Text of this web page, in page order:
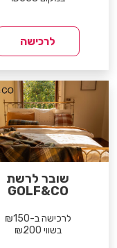
לרכישה
שובר לרשת
GOLF&CO
לרכישה ב-₪150
בשווי ₪200